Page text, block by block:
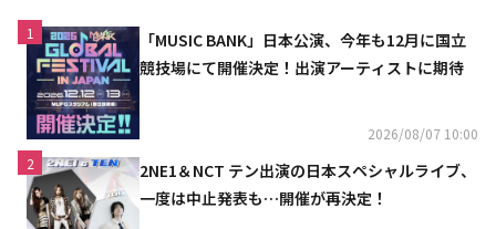
1
「MUSIC BANK」日本公演、今年も12月に国立
競技場にて開催決定！出演アーティストに期待
2026/08/07 10:00
2
2NE1＆NCT テン出演の日本スペシャルライブ、
一度は中止発表も…開催が再決定！